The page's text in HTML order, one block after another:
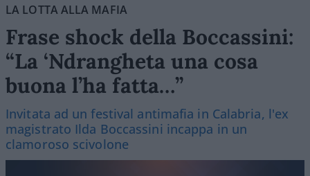
LA LOTTA ALLA MAFIA
Frase shock della Boccassini:
“La ‘Ndrangheta una cosa
buona l’ha fatta…”
Invitata ad un festival antimafia in Calabria, l'ex
magistrato Ilda Boccassini incappa in un
clamoroso scivolone